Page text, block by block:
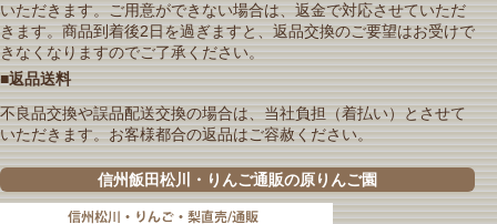
いただきます。ご用意ができない場合は、返金で対応させていただ
きます。商品到着後2日を過ぎますと、返品交換のご要望はお受けで
きなくなりますのでご了承ください。
■返品送料
不良品交換や誤品配送交換の場合は、当社負担（着払い）とさせて
いただきます。お客様都合の返品はご容赦ください。
信州飯田松川・りんご通販の原りんご園